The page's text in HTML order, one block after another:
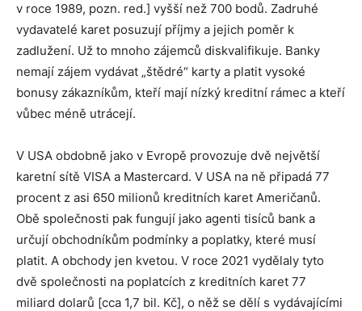
v roce 1989, pozn. red.] vyšší než 700 bodů. Zadruhé
vydavatelé karet posuzují příjmy a jejich poměr k
zadlužení. Už to mnoho zájemců diskvalifikuje. Banky
nemají zájem vydávat „štědré“ karty a platit vysoké
bonusy zákazníkům, kteří mají nízký kreditní rámec a kteří
vůbec méně utrácejí.
V USA obdobně jako v Evropě provozuje dvě největší
karetní sítě VISA a Mastercard. V USA na ně připadá 77
procent z asi 650 milionů kreditních karet Američanů.
Obě společnosti pak fungují jako agenti tisíců bank a
určují obchodníkům podmínky a poplatky, které musí
platit. A obchody jen kvetou. V roce 2021 vydělaly tyto
dvě společnosti na poplatcích z kreditních karet 77
miliard dolarů [cca 1,7 bil. Kč], o něž se dělí s vydávajícími